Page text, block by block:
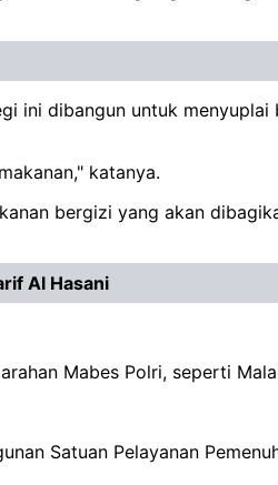
ini dibangun untuk
katanya.
bergizi yang akan
Al Hasani
Mabes Polri, seperti
Satuan Pelayanan